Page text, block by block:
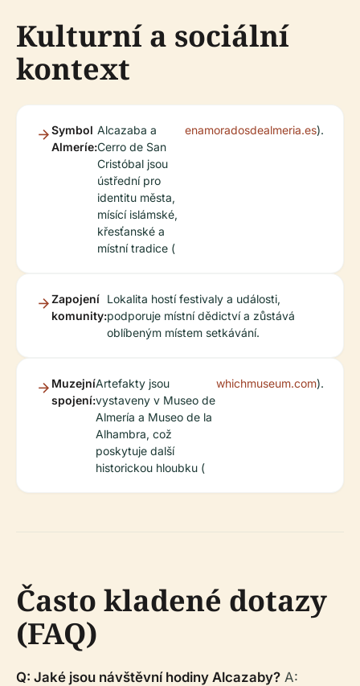
Kulturní a sociální
kontext
Symbol
Almeríe:
Alcazaba a
Cerro de San
Cristóbal jsou
ústřední pro
identitu města,
mísící islámské,
křesťanské a
místní tradice (
enamoradosdealmeria.es).
Zapojení
komunity:
Lokalita hostí festivaly a události,
podporuje místní dědictví a zůstává
oblíbeným místem setkávání.
Muzejní
spojení:
Artefakty jsou
vystaveny v Museo de
Almería a Museo de la
Alhambra, což
poskytuje další
historickou hloubku (
whichmuseum.com).
Často kladené dotazy
(FAQ)
Q: Jaké jsou návštěvní hodiny Alcazaby? A: